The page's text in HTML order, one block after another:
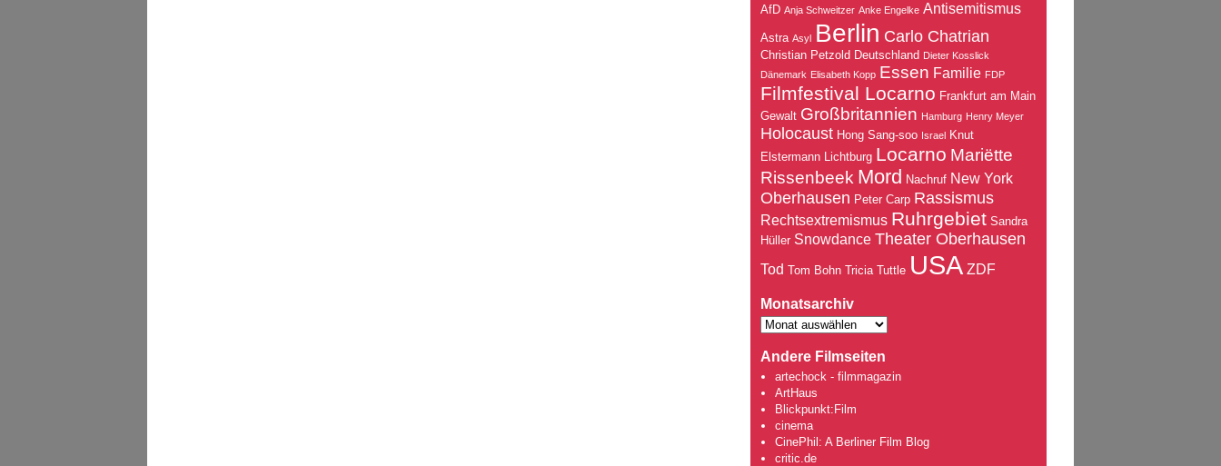
AfD Anja Schweitzer Anke Engelke Antisemitismus
Astra Asyl Berlin Carlo Chatrian
Christian Petzold Deutschland Dieter Kosslick
Dänemark Elisabeth Kopp Essen Familie FDP
Filmfestival Locarno Frankfurt am Main
Gewalt Großbritannien Hamburg Henry Meyer
Holocaust Hong Sang-soo Israel
Knut
Elstermann Lichtburg Locarno Mariëtte
Rissenbeek Mord Nachruf New York
Oberhausen Peter Carp Rassismus
Rechtsextremismus Ruhrgebiet Sandra
Hüller Snowdance Theater Oberhausen
Tod Tom Bohn Tricia Tuttle USA ZDF
Monatsarchiv
Andere Filmseiten
artechock - filmmagazin
ArtHaus
Blickpunkt:Film
cinema
CinePhil: A Berliner Film Blog
critic.de